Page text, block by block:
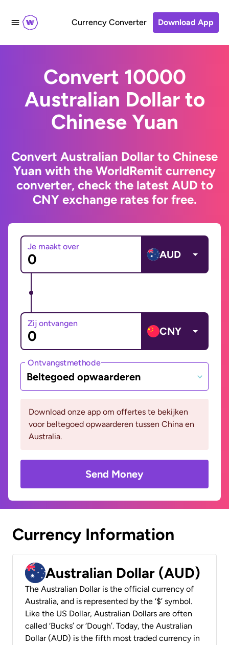
Currency Converter Download App
Convert 10000
Australian Dollar to
Chinese Yuan
Convert Australian Dollar to Chinese
Yuan with the WorldRemit currency
converter, check the latest AUD to
CNY exchange rates for free.
Je maakt over
AUD
Zij ontvangen
CNY
Ontvangstmethode
Beltegoed opwaarderen
Download onze app om offertes te bekijken
voor beltegoed opwaarderen tussen China en
Australia.
Send Money
Currency Information
Australian Dollar (AUD)
The Australian Dollar is the official currency of
Australia, and is represented by the ‘$’ symbol.
Like the US Dollar, Australian Dollars are often
called ‘Bucks’ or ‘Dough’. Today, the Australian
Dollar (AUD) is the fifth most traded currency in